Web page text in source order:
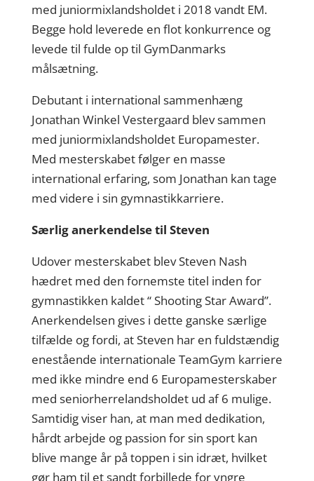
med juniormixlandsholdet i 2018 vandt EM.
Begge hold leverede en flot konkurrence og
levede til fulde op til GymDanmarks
målsætning.
Debutant i international sammenhæng
Jonathan Winkel Vestergaard blev sammen
med juniormixlandsholdet Europamester.
Med mesterskabet følger en masse
international erfaring, som Jonathan kan tage
med videre i sin gymnastikkarriere.
Særlig anerkendelse til Steven
Udover mesterskabet blev Steven Nash
hædret med den fornemste titel inden for
gymnastikken kaldet “ Shooting Star Award”.
Anerkendelsen gives i dette ganske særlige
tilfælde og fordi, at Steven har en fuldstændig
enestående internationale TeamGym karriere
med ikke mindre end 6 Europamesterskaber
med seniorherrelandsholdet ud af 6 mulige.
Samtidig viser han, at man med dedikation,
hårdt arbejde og passion for sin sport kan
blive mange år på toppen i sin idræt, hvilket
gør ham til et sandt forbillede for yngre